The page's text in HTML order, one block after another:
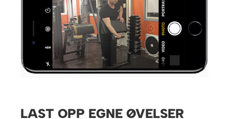
LAST OPP EGNE ØVELSER